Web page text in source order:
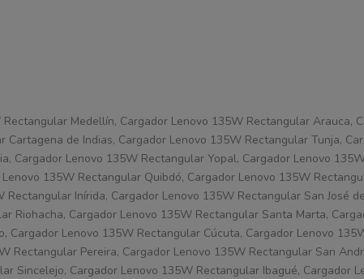
Medellín, Cargador Lenovo 135W Rectangular Arauca,
de Indias, Cargador Lenovo 135W Rectangular Tunja,
Cargador Lenovo 135W Rectangular Yopal, Cargador Lenovo
135W Rectangular Quibdó, Cargador Lenovo 135W
Inírida, Cargador Lenovo 135W Rectangular San José
Riohacha, Cargador Lenovo 135W Rectangular Santa Marta,
Lenovo 135W Rectangular Cúcuta, Cargador Lenovo
Rectangular Pereira, Cargador Lenovo 135W Rectangular San
Sincelejo, Cargador Lenovo 135W Rectangular Ibagué, Cargador